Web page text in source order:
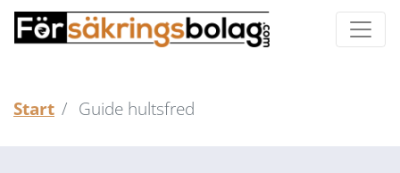
Start Guide hultsfred